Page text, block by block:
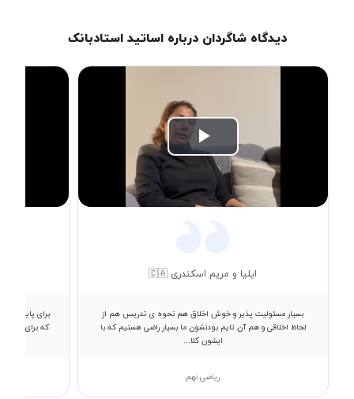
دیدگاه شاگردان درباره اساتید استادبانک
Play
Video
ایلیا و مریم اسکندری 🇨🇦
بسیار مسئولیت پذیر و خوش اخلاق هم نحوه ی تدریس هم از
لحاظ اخلاقی و هم آن تایم بودنشون ما بسیار راضی هستیم که با
ایشون کلا...
ریاضی نهم
برای پایه
که برای من در